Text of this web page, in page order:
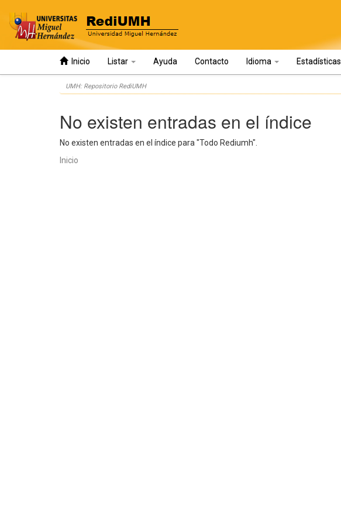
Inicio Listar Ayuda Contacto Idioma Estadísticas
UMH: Repositorio RediUMH
No existen entradas en el índice
No existen entradas en el índice para "Todo Rediumh".
Inicio